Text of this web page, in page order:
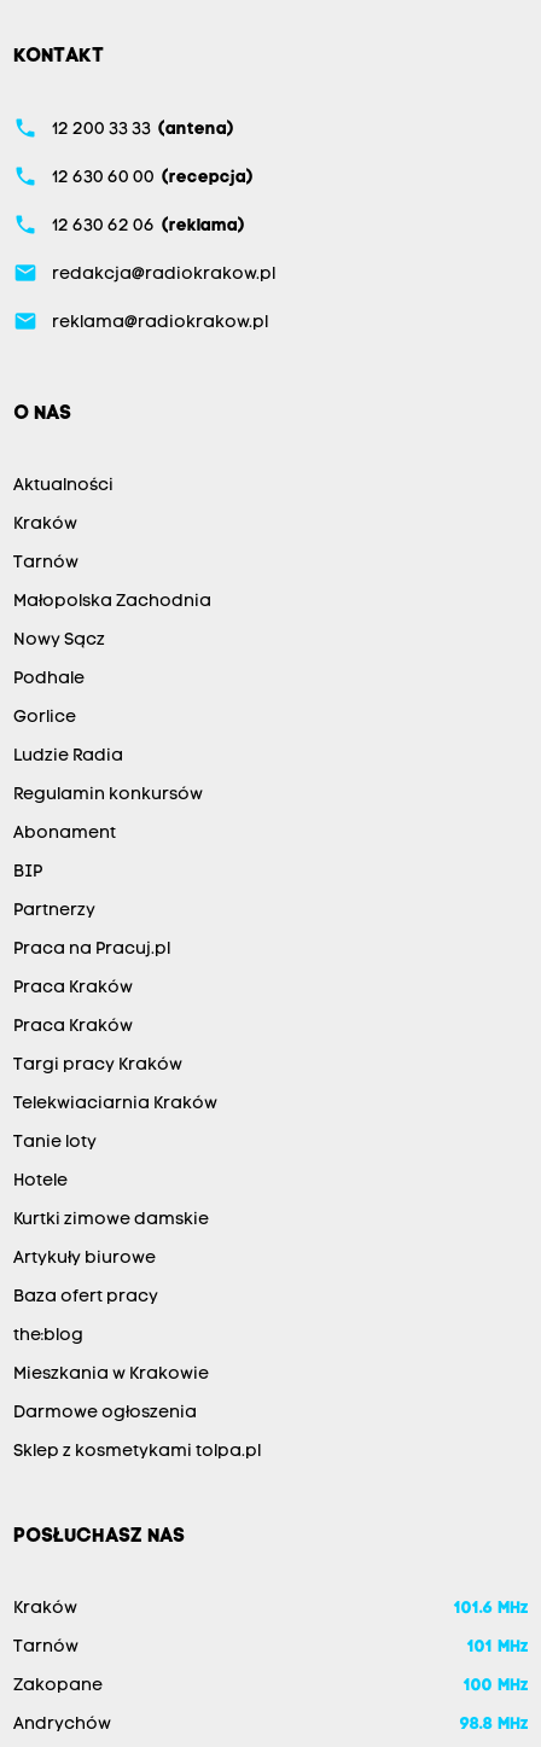
KONTAKT
phone 12 200 33 33 (antena)
phone 12 630 60 00 (recepcja)
phone 12 630 62 06 (reklama)
email redakcja@radiokrakow.pl
email reklama@radiokrakow.pl
O NAS
Aktualności
Kraków
Tarnów
Małopolska Zachodnia
Nowy Sącz
Podhale
Gorlice
Ludzie Radia
Regulamin konkursów
Abonament
BIP
Partnerzy
Praca na Pracuj.pl
Praca Kraków
Praca Kraków
Targi pracy Kraków
Telekwiaciarnia Kraków
Tanie loty
Hotele
Kurtki zimowe damskie
Artykuły biurowe
Baza ofert pracy
the:blog
Mieszkania w Krakowie
Darmowe ogłoszenia
Sklep z kosmetykami tolpa.pl
POSŁUCHASZ NAS
Kraków 101.6 MHz
Tarnów 101 MHz
Zakopane 100 MHz
Andrychów 98.8 MHz